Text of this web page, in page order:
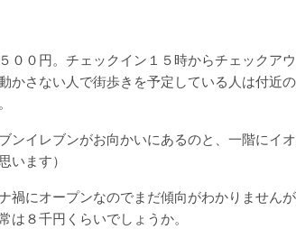
００円。チェックイン１５時からチェックア
かさない人で街歩きを予定している人は付近
ンイレブンがお向かいにあるのと、一階にイ
います）
禍にオープンなのでまだ傾向がわかりません
は８千円くらいでしょうか。